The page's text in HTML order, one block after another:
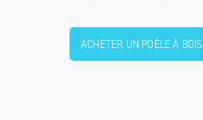
ACHETER UN POÊLE À BOIS